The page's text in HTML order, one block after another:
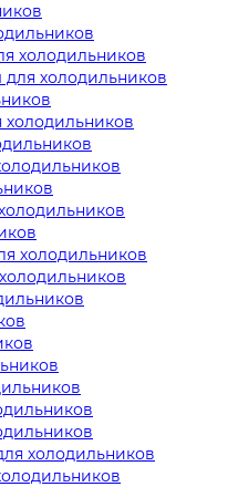
холодильников
холодильников
холодильников
холодильников